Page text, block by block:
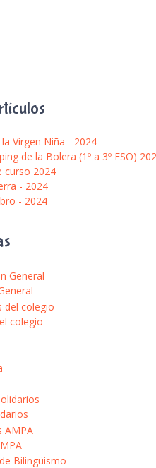
Virgen Niña - 2024
de la Bolera (1º a 3º ESO)
curso 2024
- 2024
- 2024
colegio